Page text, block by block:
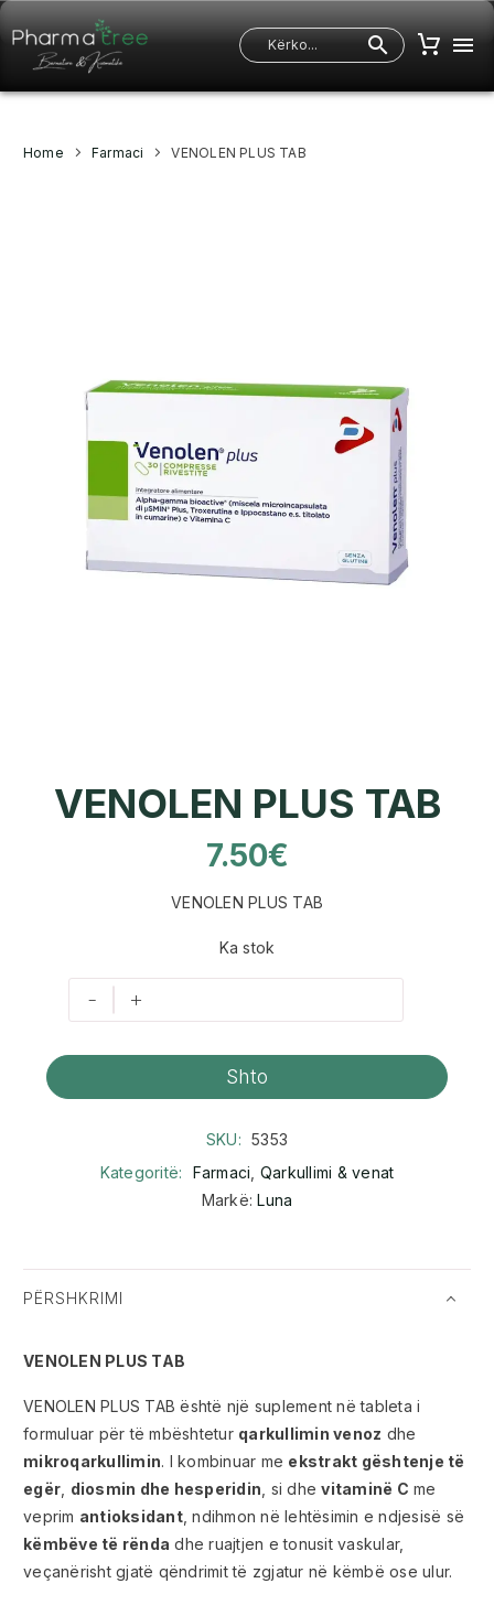
Home Farmaci VENOLEN PLUS TAB
VENOLEN PLUS TAB
7.50€
VENOLEN PLUS TAB
Ka stok
- +
Shto
SKU: 5353
Kategoritë:
Farmaci Qarkullimi & venat
Markë:Luna
PËRSHKRIMI
VENOLEN PLUS TAB
VENOLEN PLUS TAB është një suplement në tableta i
formuluar për të mbështetur qarkullimin venoz dhe
mikroqarkullimin. I kombinuar me ekstrakt gështenje të
egër diosmin dhe hesperidin , si dhevitaminë C me
veprim antioksidant, ndihmon në lehtësimin e ndjesisë së
këmbëve të rënda dhe ruajtjen e tonusit vaskular,
veçanërisht gjatë qëndrimit të zgjatur në këmbë ose ulur.